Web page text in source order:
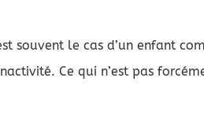
souvent le cas d’un enfant
Ce qui n’est pas